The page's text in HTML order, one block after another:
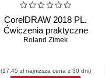
CorelDRAW 2018 PL.
Ćwiczenia praktyczne
Roland Zimek
(17,45 zł najniższa cena z 30 dni)